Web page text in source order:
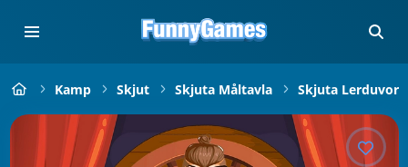
Kamp Skjut Skjuta Måltavla Skjuta Lerduvor